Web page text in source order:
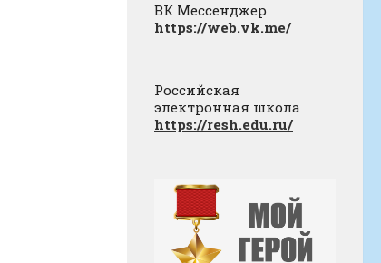
ВК Мессенджер
https://web.vk.me/
Российская
электронная школа
https://resh.edu.ru/